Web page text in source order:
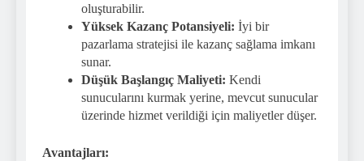
oluşturabilir.
Yüksek Kazanç Potansiyeli: İyi bir
pazarlama stratejisi ile kazanç sağlama imkanı
sunar.
Düşük Başlangıç Maliyeti: Kendi
sunucularını kurmak yerine, mevcut sunucular
üzerinde hizmet verildiği için maliyetler düşer.
Avantajları: